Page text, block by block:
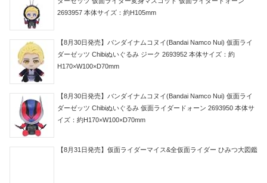
2693957 本体サイズ：約H105mm
【8月30日発売】バンダイナムコヌイ(Bandai Namco Nui) 仮面ライ
ダーゼッツ Chibiぬいぐるみ ジーク 2693952 本体サイズ：約
H170×W100×D70mm
【8月30日発売】バンダイナムコヌイ(Bandai Namco Nui) 仮面ライ
ダーゼッツ Chibiぬいぐるみ 仮面ライダードォーン 2693950 本体サ
イズ：約H170×W100×D70mm
【8月31日発売】仮面ライダーマイス&全仮面ライダー ひみつ大図鑑